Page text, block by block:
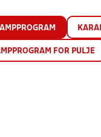
FOR PULJE